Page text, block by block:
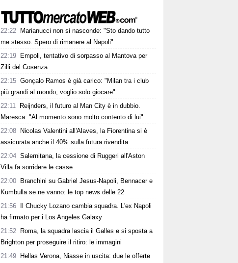
22:22
Marianucci non si nasconde: "Sto dando tutto
me stesso. Spero di rimanere al Napoli"
22:19
Empoli, tentativo di sorpasso al Mantova per
Zilli del Cosenza
22:15 Gonçalo Ramos è già carico: "Milan tra i club
più grandi al mondo, voglio solo giocare"
22:11
Reijnders, il futuro al Man City è in dubbio.
Maresca: "Al momento sono molto contento di lui"
22:08
Nicolas Valentini all'Alaves, la Fiorentina si è
assicurata anche il 40% sulla futura rivendita
22:04 Salernitana, la cessione di Ruggeri all'Aston
Villa fa sorridere le casse
22:00
Branchini su Gabriel Jesus-Napoli, Bennacer e
Kumbulla se ne vanno: le top news delle 22
21:56
Il Chucky Lozano cambia squadra. L'ex Napoli
ha firmato per i Los Angeles Galaxy
21:52
Roma, la squadra lascia il Galles e si sposta a
Brighton per proseguire il ritiro: le immagini
21:49
Hellas Verona, Niasse in uscita: due le offerte